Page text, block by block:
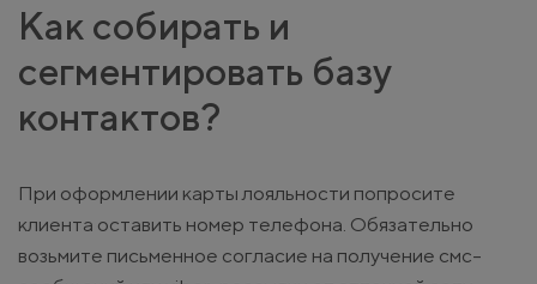
Как собирать и
сегментировать базу
контактов?
При оформлении карты лояльности попросите
клиента оставить номер телефона. Обязательно
возьмите письменное согласие на получение смс-